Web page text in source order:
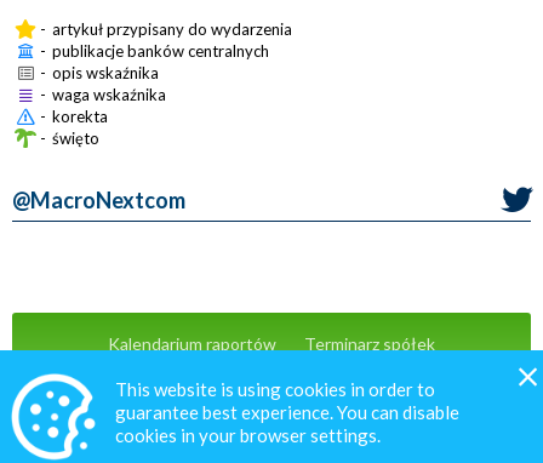
- artykuł przypisany do wydarzenia
- publikacje banków centralnych
- opis wskaźnika
- waga wskaźnika
- korekta
- święto
@MacroNextcom
Kalendarium raportów
Terminarz spółek
© 2020 MacroNext.pl
This website is using cookies in order to
guarantee best experience. You can disable
cookies in your browser settings.